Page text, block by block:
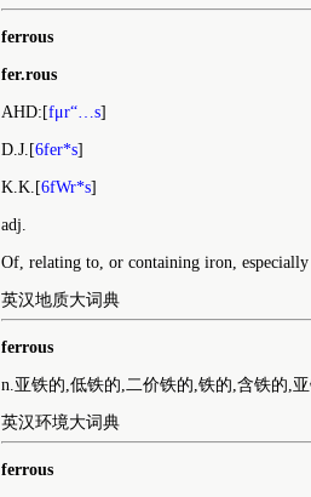
ferrous
fer.rous
AHD:[fμr“…s]
D.J.[6fer*s]
K.K.[6fWr*s]
adj.
Of, relating to, or containing iron,
英汉地质大词典
ferrous
n.亚铁的,低铁的,二价铁的,铁的,含铁的,
英汉环境大词典
ferrous